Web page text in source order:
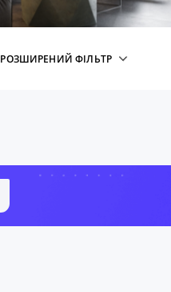
РОЗШИРЕНИЙ ФІЛЬТР